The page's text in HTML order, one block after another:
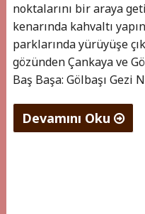
noktalarını bir araya
kenarında kahvaltı
parklarında yürüyüşe
gözünden Çankaya ve
Baş Başa: Gölbaşı Gezi
Devamını Oku